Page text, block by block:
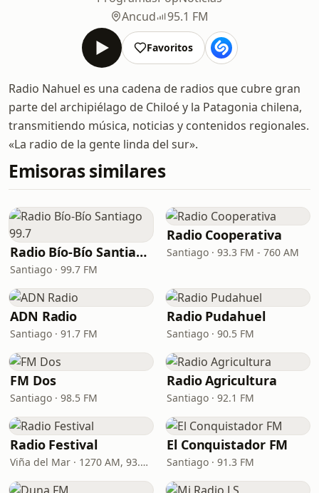
Ancud
95.1 FM
Favoritos
Radio Nahuel es una cadena de radios que cubre gran
parte del archipiélago de Chiloé y la Patagonia chilena,
transmitiendo música, noticias y contenidos regionales.
«La radio de la gente linda del sur».
Emisoras similares
Radio Bío-Bío Santiago 99.7
Santiago · 99.7 FM
Radio Cooperativa
Santiago · 93.3 FM - 760 AM
ADN Radio
Santiago · 91.7 FM
Radio Pudahuel
Santiago · 90.5 FM
FM Dos
Santiago · 98.5 FM
Radio Agricultura
Santiago · 92.1 FM
Radio Festival
Viña del Mar · 1270 AM, 93.7 FM
El Conquistador FM
Santiago · 91.3 FM